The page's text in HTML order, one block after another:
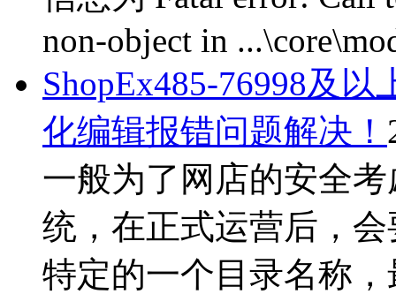
non-object in
ShopEx485-76998及
化编辑报错问题解决！
一般为了网店的安全
统，在正式运营后，
特定的一个目录名称